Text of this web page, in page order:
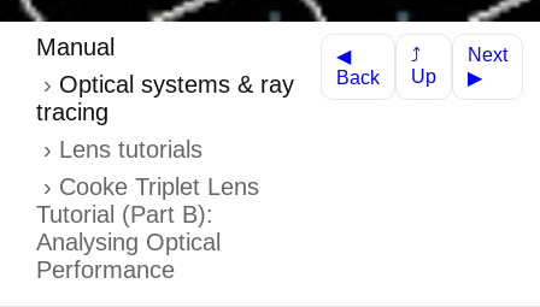
Manual
Optical systems & ray
tracing
Lens tutorials
Cooke Triplet Lens
Tutorial (Part B):
Analysing Optical
Performance
◀
Back
⤴
Up
Next
▶